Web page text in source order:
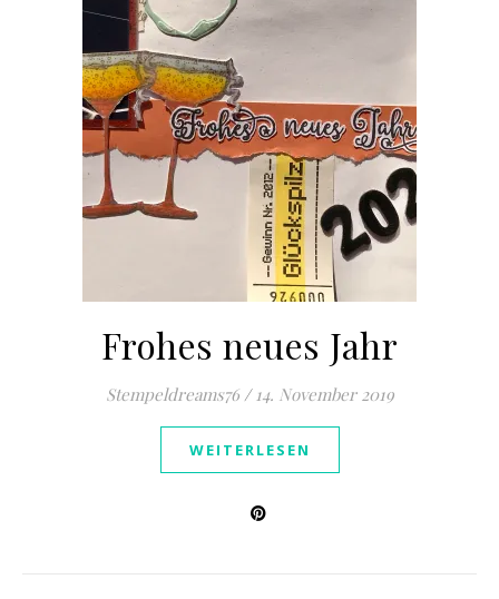
Frohes neues Jahr
Stempeldreams76 / 14. November 2019
WEITERLESEN